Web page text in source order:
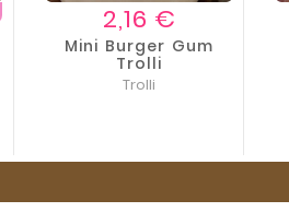
Prix
2,16 €
Mini Burger Gum
Trolli
Trolli